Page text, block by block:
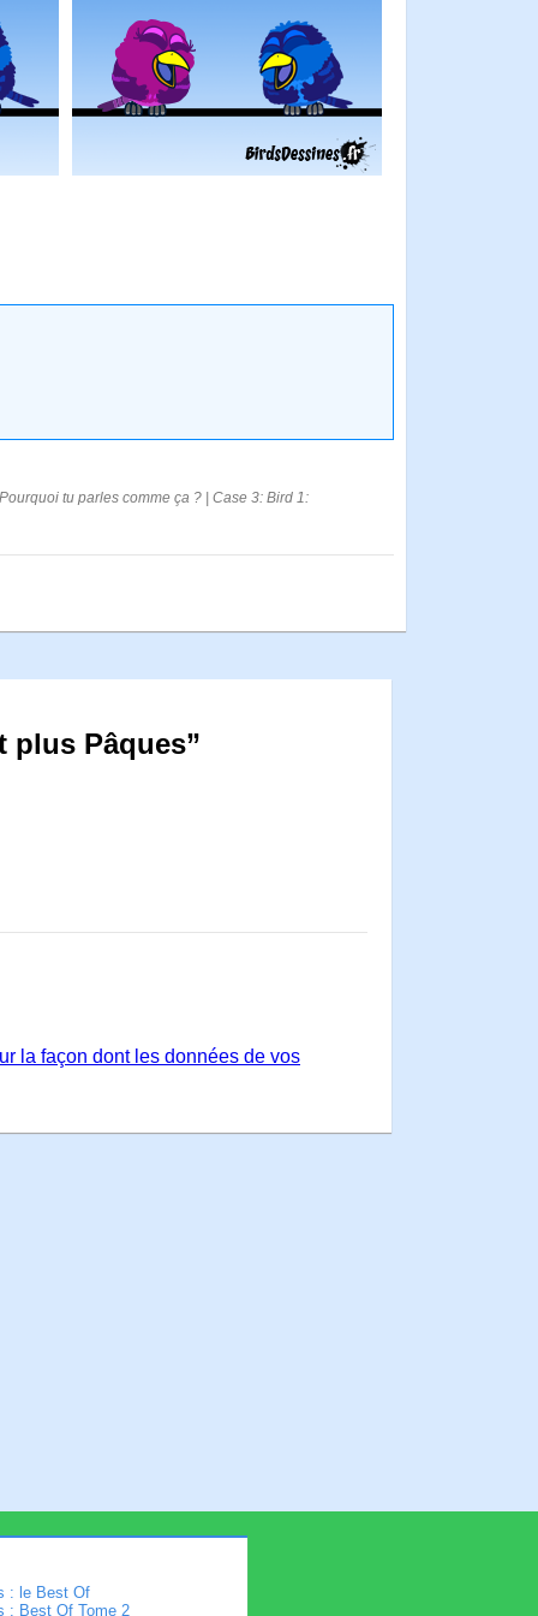
tu parles comme ça ? | Case 3: Bird 1:
plus Pâques”
la façon dont les données de vos
: le Best Of
: Best Of Tome 2